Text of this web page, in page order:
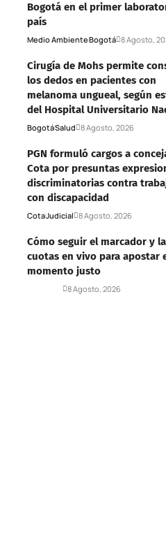
Bogotá en el primer
país
Medio AmbienteBogotá 8 Agosto,
Cirugía de Mohs permite
los dedos en pacientes con
melanoma ungueal, según
del Hospital Universitario
BogotáSalud 8 Agosto, 2026
PGN formuló cargos a
Cota por presuntas
discriminatorias contra
con discapacidad
CotaJudicial 8 Agosto, 2026
Cómo seguir el marcador y
cuotas en vivo para apostar
momento justo
8 Agosto, 2026